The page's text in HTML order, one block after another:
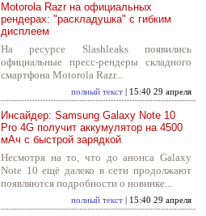
Motorola Razr на официальных
рендерах: "раскладушка" с гибким
дисплеем
На ресурсе Slashleaks появились
официальные пресс-рендеры складного
смартфона Motorola Razr...
полный текст | 15:40 29 апреля
Инсайдер: Samsung Galaxy Note 10
Pro 4G получит аккумулятор на 4500
мАч с быстрой зарядкой
Несмотря на то, что до анонса Galaxy
Note 10 ещё далеко в сети продолжают
появляются подробности о новинке...
полный текст | 15:40 29 апреля